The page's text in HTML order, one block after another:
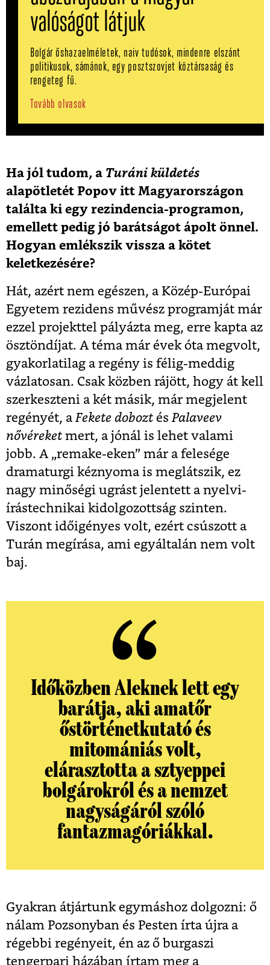
valóságot látjuk
Bolgár őshazaelméletek, naiv tudósok, mindenre elszánt
politikusok, sámánok, egy posztszovjet köztársaság és
rengeteg fű.
Tovább olvasok
Ha jól tudom, a Turáni küldetés
alapötletét Popov itt Magyarországon
találta ki egy rezindencia-programon,
emellett pedig jó barátságot ápolt önnel.
Hogyan emlékszik vissza a kötet
keletkezésére?
Hát, azért nem egészen, a Közép-Európai
Egyetem rezidens művész programját már
ezzel projekttel pályázta meg, erre kapta az
ösztöndíjat. A téma már évek óta megvolt,
gyakorlatilag a regény is félig-meddig
vázlatosan. Csak közben rájött, hogy át kell
szerkeszteni a két másik, már megjelent
regényét, aFekete doboztés Palaveev
nővéreketmert, a jónál is lehet valami
jobb. A „remake-eken” már a felesége
dramaturgi kéznyoma is meglátszik, ez
nagy minőségi ugrást jelentett a nyelvi-
írástechnikai kidolgozottság szinten.
Viszont időigényes volt, ezért csúszott a
Turán megírása, ami egyáltalán nem volt
baj.
Időközben Aleknek lett egy
barátja, aki amatőr
őstörténetkutató és
mitomániás volt,
elárasztotta a sztyeppei
bolgárokról és a nemzet
nagyságáról szóló
fantazmagóriákkal.
Gyakran átjártunk egymáshoz dolgozni: ő
nálam Pozsonyban és Pesten írta újra a
régebbi regényeit, én az ő burgaszi
tengerpari házában írtam meg a